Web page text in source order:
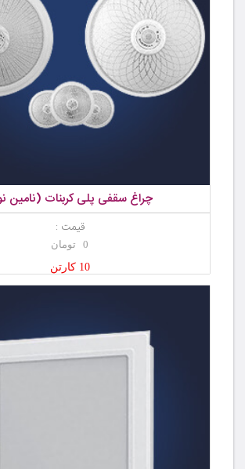
چراغ سقفی پلی کربنات (نامین
قیمت :
0 تومان
10 کارتن